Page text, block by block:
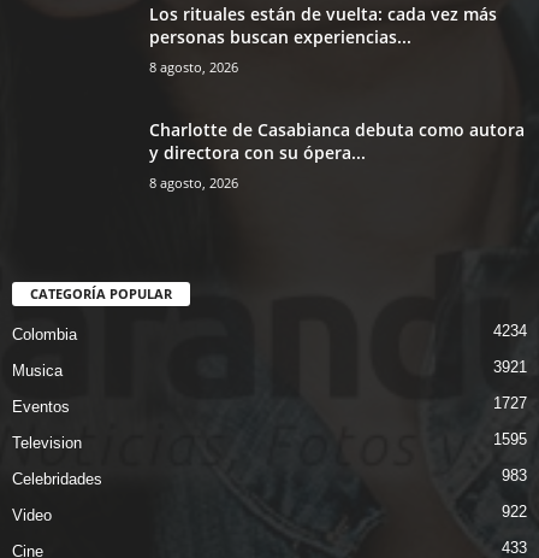
Los rituales están de vuelta: cada vez más
personas buscan experiencias...
8 agosto, 2026
Charlotte de Casabianca debuta como autora
y directora con su ópera...
8 agosto, 2026
CATEGORÍA POPULAR
Colombia 4234
Musica 3921
Eventos 1727
Television 1595
Celebridades 983
Video 922
Cine 433